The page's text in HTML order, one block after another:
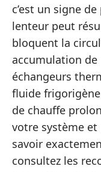
c’est un signe
lenteur peut
bloquent la
accumulation de
échangeurs
fluide
de chauffe
votre système et
savoir
consultez les